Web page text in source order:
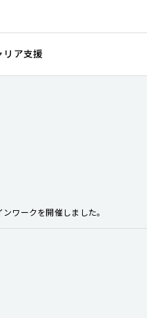
リア支援
ワークを開催しました。